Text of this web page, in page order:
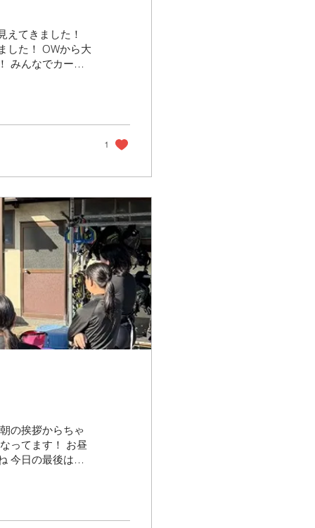
えてきました！
した！ OWから大
みんなでカード
1
の挨拶からちゃ
ってます！ お昼
今日の最後はビ